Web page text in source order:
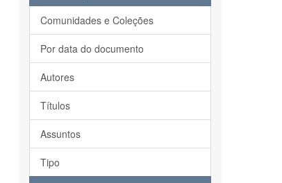
Comunidades e Coleções
Por data do documento
Autores
Títulos
Assuntos
Tipo